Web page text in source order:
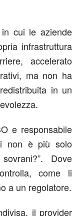
cui le aziende
infrastruttura
accelerato
, ma non ha
in un
e responsabile
non è più solo
Dove
come li
a un regolatore.
il provider